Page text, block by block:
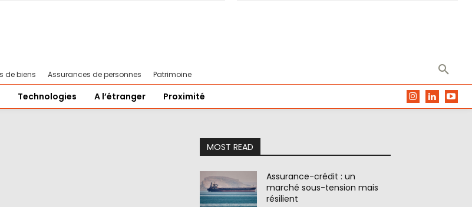
de biens Assurances de personnes Patrimoine
Technologies A l’étranger Proximité
MOST READ
Assurance-crédit : un
marché sous-tension mais
résilient